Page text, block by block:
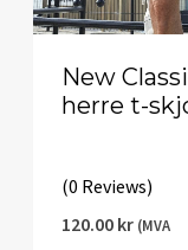
New
herre t-
(0 Reviews)
120.00 kr (MVA